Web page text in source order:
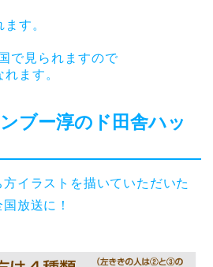
す。
で見られますので
ます。
ブー淳のド田舎ハッ
イラストを描いていただいた
放送に！